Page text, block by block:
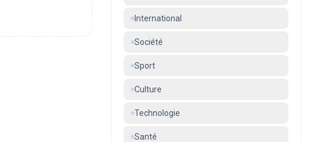
International
Société
Sport
Culture
Technologie
Santé